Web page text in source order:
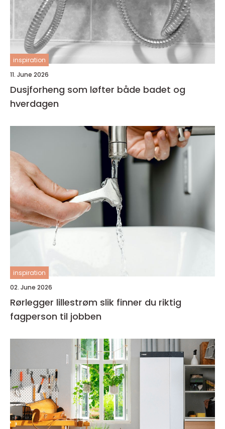
inspiration
11. June 2026
Dusjforheng som løfter både badet og
hverdagen
inspiration
02. June 2026
Rørlegger lillestrøm slik finner du riktig
fagperson til jobben